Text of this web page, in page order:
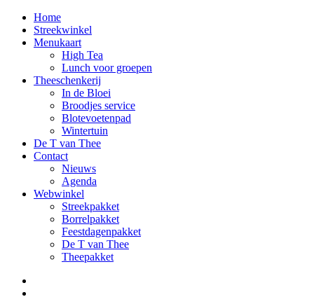
Home
Streekwinkel
Menukaart
High Tea
Lunch voor groepen
Theeschenkerij
In de Bloei
Broodjes service
Blotevoetenpad
Wintertuin
De T van Thee
Contact
Nieuws
Agenda
Webwinkel
Streekpakket
Borrelpakket
Feestdagenpakket
De T van Thee
Theepakket